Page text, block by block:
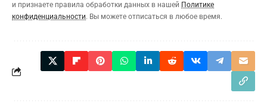
и признаете правила обработки данных в нашей Политике
конфиденциальности. Вы можете отписаться в любое время.